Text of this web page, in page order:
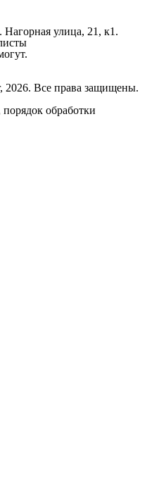
Нагорная улица, 21, к1.
2026. Все права защищены.
обработки